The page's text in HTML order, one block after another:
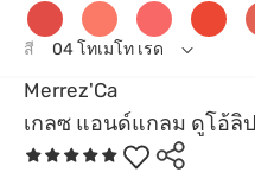
Merrez'Ca
เกลซ แอนด์แกลม ดูโอ้ลิ
สี 04 โทเมโท เรด